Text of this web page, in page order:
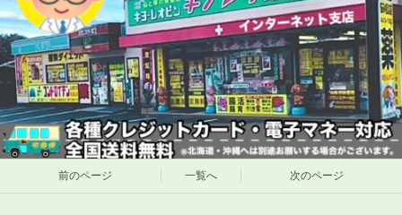
前のページ 一覧へ 次のページ